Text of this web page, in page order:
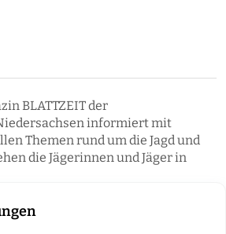
BLATTZEIT der
informiert mit
Themen rund um die Jagd und
die Jägerinnen und Jäger in